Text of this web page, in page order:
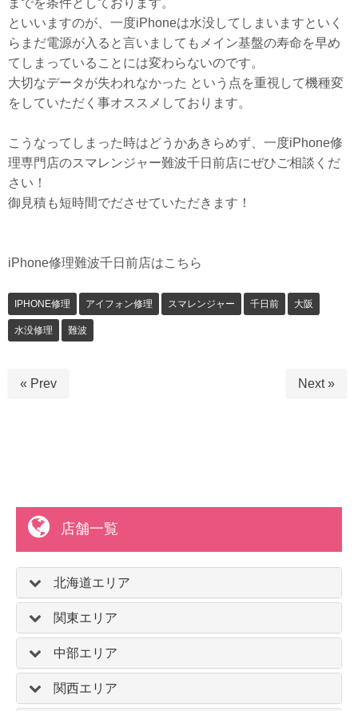
までを条件としております。
といいますのが、一度iPhoneは水没してしまいますといく
らまだ電源が入ると言いましてもメイン基盤の寿命を早め
てしまっていることには変わらないのです。
大切なデータが失われなかった という点を重視して機種変
をしていただく事オススメしております。
こうなってしまった時はどうかあきらめず、一度iPhone修
理専門店のスマレンジャー難波千日前店にぜひご相談くだ
さい！
御見積も短時間でださせていただきます！
iPhone修理難波千日前店はこちら
IPHONE修理 アイフォン修理 スマレンジャー 千日前 大阪
水没修理 難波
« Prev Next »
店舗一覧
北海道エリア
関東エリア
中部エリア
関西エリア